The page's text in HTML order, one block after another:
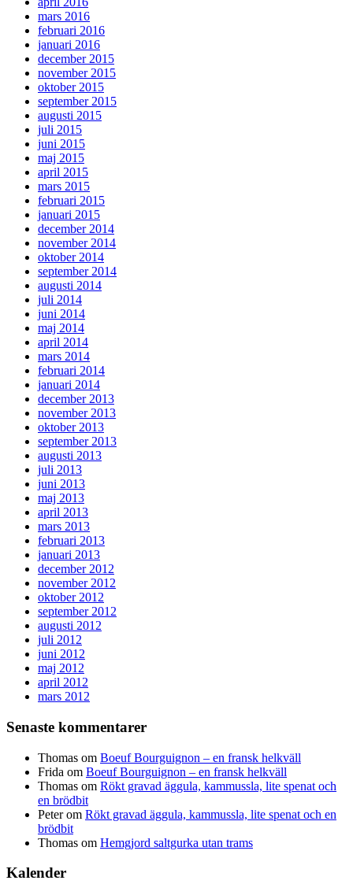
mars 2016
februari 2016
januari 2016
december 2015
november 2015
oktober 2015
september 2015
augusti 2015
juli 2015
juni 2015
maj 2015
april 2015
mars 2015
februari 2015
januari 2015
december 2014
november 2014
oktober 2014
september 2014
augusti 2014
juli 2014
juni 2014
maj 2014
april 2014
mars 2014
februari 2014
januari 2014
december 2013
november 2013
oktober 2013
september 2013
augusti 2013
juli 2013
juni 2013
maj 2013
april 2013
mars 2013
februari 2013
januari 2013
december 2012
november 2012
oktober 2012
september 2012
augusti 2012
juli 2012
juni 2012
maj 2012
april 2012
mars 2012
Senaste kommentarer
Thomas om Boeuf Bourguignon – en fransk helkväll
Frida om Boeuf Bourguignon – en fransk helkväll
Thomas om Rökt gravad äggula, kammussla, lite spenat och
en brödbit
Peterom Rökt gravad äggula, kammussla, lite spenat och en
brödbit
Thomas om Hemgjord saltgurka utan trams
Kalender